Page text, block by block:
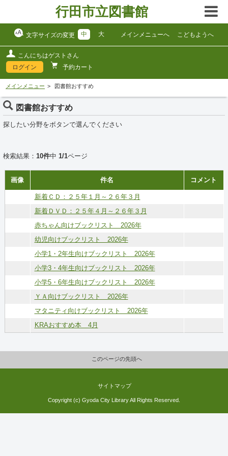
行田市立図書館
文字サイズの変更 中 大 メインメニューへ こどもようへ
こんにちはゲストさん
ログイン
予約カート
メインメニュー 図書館おすすめ
図書館おすすめ
探したい分野をボタンで選んでください
検索結果：10件中1/1ページ
画像 件名 コメント
新着ＣＤ：２５年１月～２６年３月
新着ＤＶＤ：２５年４月～２６年３月
赤ちゃん向けブックリスト 2026年
幼児向けブックリスト 2026年
小学1・2年生向けブックリスト 2026年
小学3・4年生向けブックリスト 2026年
小学5・6年生向けブックリスト 2026年
ＹＡ向けブックリスト 2026年
マタニティ向けブックリスト 2026年
KRAおすすめ本 4月
このページの先頭へ
サイトマップ
Copyright (c) Gyoda City Library All Rights Reserved.